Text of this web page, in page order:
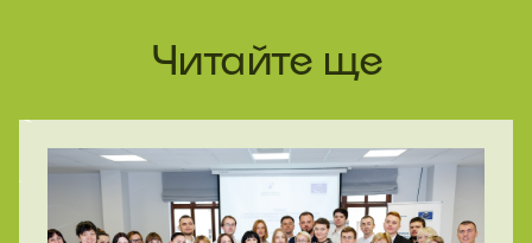
Читайте ще